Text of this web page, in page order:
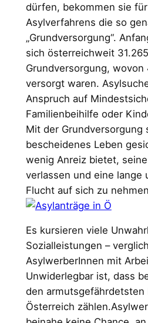
dürfen, bekommen sie
Asylverfahrens die so
„Grundversor­gung“.
sich österreichweit
Grundversorgung, wovon
versorgt waren.
Anspruch auf
Familienbeihilfe oder
Mit der Grundversorgung
bescheidenes Leben
wenig Anreiz bietet,
verlassen und eine lange
Flucht auf sich zu
Es kursieren viele
Sozialleistungen –
AsylwerberInnen mit
Unwiderlegbar ist, dass
den armutsgefährdetsten
Österreich